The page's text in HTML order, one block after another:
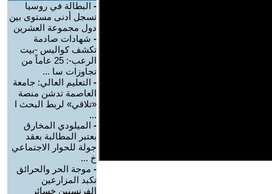
- البطالة في روسيا
تسجل أدنى مستوى بين
دول مجموعة العشرين
- شهادات صادمة
تكشف كواليس -بيت
الرعب-: 25 عاماً من
تجاوزات سا ...
- التعليم العالي: جامعة
العاصمة تدشن منصة
«تلاقي» لربط البحث ا
...
- الميلودي المخارق
بعتبر المطالبة بعقد
جولة للحوار الاجتماعي
خ ...
- موجة الحر والحرائق
تكبد المزارعين
الفرنسيين خسائر